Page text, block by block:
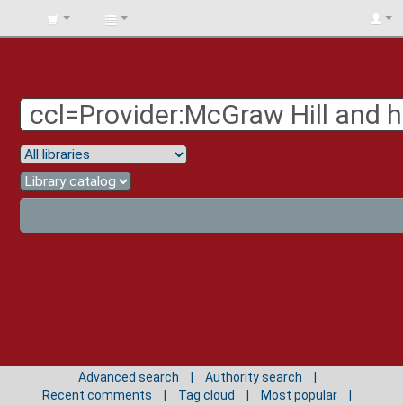
BIBLIOTECA
Advanced search
Authority search
Recent comments
Tag cloud
Most popular